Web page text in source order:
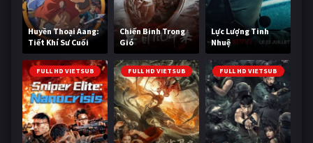
Huyền Thoại Aang:
Tiết Khí Sư Cuối
Cùng
Chiến Binh Trong
Gió
Lực Lượng Tinh
Nhuệ
FULL HD VIETSUB FULL HD VIETSUB FULL HD VIETSUB